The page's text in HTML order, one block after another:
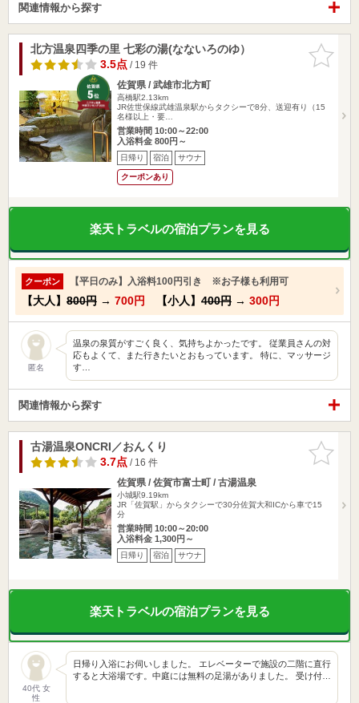
関連情報から探す
お気に入
りに追加
北方温泉四季の里 七彩の湯(なないろのゆ）
3.5点/ 19 件
佐賀県 / 武雄市北方町
高橋駅2.13km
JR佐世保線武雄温泉駅からタクシーで8分、送迎有り（15
名様以上・要…
営業時間 10:00～22:00
入浴料金 800円～
日帰り 宿泊 サウナ
クーポンあり
楽天トラベルの宿泊プランを見る
クーポン 【平日のみ】入浴料100円引き ※お子様も利用可
【大人】 800円 → 700円 【小人】 400円 → 300円
匿名
温泉の泉質がすごく良く、気持ちよかったです。 従業員さんの対
応もよくて、また行きたいとおもっています。 特に、マッサージ
す…
関連情報から探す
お気に入
りに追加
古湯温泉ONCRI／おんくり
3.7点/ 16 件
佐賀県 / 佐賀市富士町 / 古湯温泉
小城駅9.19km
JR「佐賀駅」からタクシーで30分佐賀大和ICから車で15
分
営業時間 10:00～20:00
入浴料金 1,300円～
日帰り 宿泊 サウナ
楽天トラベルの宿泊プランを見る
40代 女
性
日帰り入浴にお伺いしました。 エレベーターで施設の二階に直行
すると大浴場です。中庭には無料の足湯がありました。 受け付…